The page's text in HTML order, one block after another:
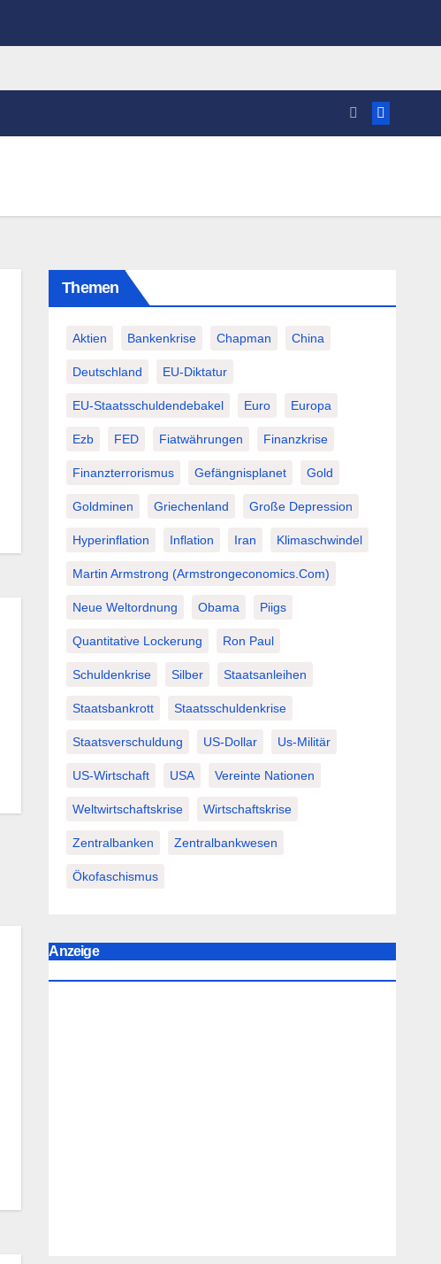
Themen
Aktien Bankenkrise Chapman China
Deutschland EU-Diktatur
EU-Staatsschuldendebakel Euro Europa
Ezb FED Fiatwährungen Finanzkrise
Finanzterrorismus Gefängnisplanet Gold
Goldminen Griechenland Große Depression
Hyperinflation Inflation Iran Klimaschwindel
Martin Armstrong (Armstrongeconomics.com)
Neue Weltordnung Obama Piigs
Quantitative Lockerung Ron Paul
Schuldenkrise Silber Staatsanleihen
Staatsbankrott Staatsschuldenkrise
Staatsverschuldung US-Dollar Us-Militär
US-Wirtschaft USA Vereinte Nationen
Weltwirtschaftskrise Wirtschaftskrise
Zentralbanken Zentralbankwesen
Ökofaschismus
Anzeige